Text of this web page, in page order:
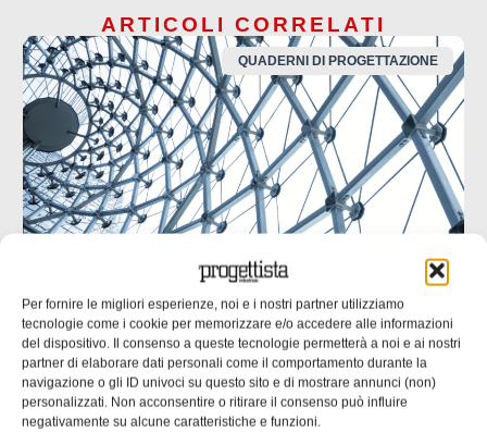
Per fornire le migliori esperienze, noi e i nostri partner utilizziamo
tecnologie come i cookie per memorizzare e/o accedere alle informazioni
del dispositivo. Il consenso a queste tecnologie permetterà a noi e ai nostri
partner di elaborare dati personali come il comportamento durante la
navigazione o gli ID univoci su questo sito e di mostrare annunci (non)
personalizzati. Non acconsentire o ritirare il consenso può influire
negativamente su alcune caratteristiche e funzioni.
ARTICOLI CORRELATI
QUADERNI DI PROGETTAZIONE
UNI EN 1090: il punto di contatto tra
progettazione ed esecuzione
Molte non conformità nascono da informazioni incomplete
o ambigue negli elaborati progettuali. nella seconda parte